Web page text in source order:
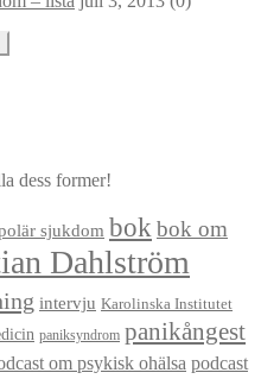
dess former!
sjukdom bokbok om
Dahlström
intervju Karolinska Institutet
paniksyndrom panikångest
om psykisk ohälsa podcast